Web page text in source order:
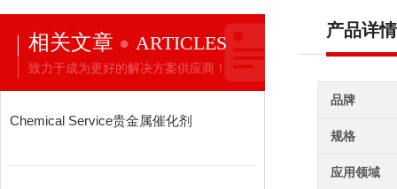
相关文章 ARTICLES
致力于成为更好的解决方案供应商！
Chemical Service贵金属催化剂
产品详情
品牌
规格
应用领域